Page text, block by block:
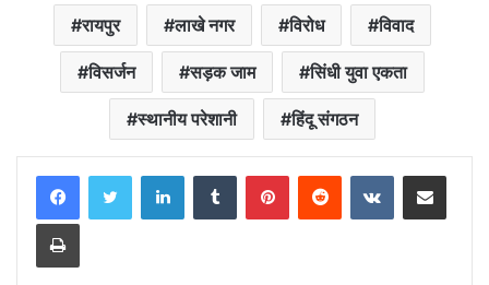
रायपुर लाखे नगर विरोध विवाद
विसर्जन सड़क जाम सिंधी युवा एकता
स्थानीय परेशानी हिंदू संगठन
LinkedInTumblr PinterestReddit VKontakteShare via Email
Print